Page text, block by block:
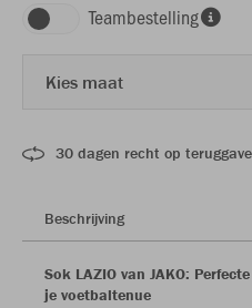
Teambestelling
Kies maat
30 dagen recht op teruggave
Beschrijving
Sok LAZIO van JAKO:
je voetbaltenue